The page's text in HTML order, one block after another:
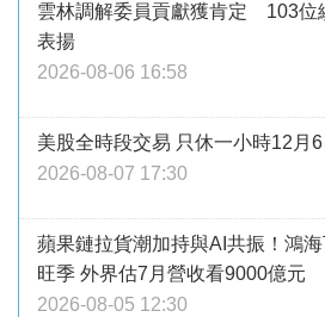
雲林調解委員貢獻獲肯定 103位
表揚
2026-08-06 16:58
美股全時段交易 只休一小時12月
2026-08-07 17:30
蘋果鏈拉貨潮加持與AI共振！鴻
旺季 外界估7月營收看9000億元
2026-08-05 12:30